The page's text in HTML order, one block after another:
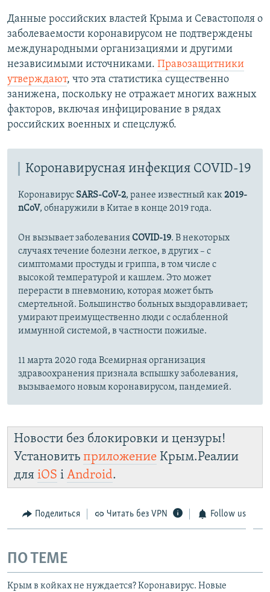
Данные российских властей Крыма и Севастополя о
заболеваемости коронавирусом не подтверждены
международными организациями и другими
независимыми источниками. Правозащитники
утверждают, что эта статистика существенно
занижена, поскольку не отражает многих важных
факторов, включая инфицирование в рядах
российских военных и спецслужб.
Коронавирусная инфекция COVID-19
Коронавирус SARS-CoV-2, ранее известный как2019-
nCoV, обнаружили в Китае в конце 2019 года.
Он вызывает заболеванияCOVID-19. В некоторых
случаях течение болезни легкое, в других – с
симптомами простуды и гриппа, в том числе с
высокой температурой и кашлем. Это может
перерасти в пневмонию, которая может быть
смертельной. Большинство больных выздоравливает;
умирают преимущественно люди с ослабленной
иммунной системой, в частности пожилые.
11 марта 2020 года Всемирная организация
здравоохранения признала вспышку заболевания,
вызываемого новым коронавирусом, пандемией.
Новости без блокировки и цензуры!
Установить приложение Крым.Реалии
для iOS і Android.
Поделиться Читать без VPN Follow us
ПО ТЕМЕ
Крым в койках не нуждается? Коронавирус. Новые